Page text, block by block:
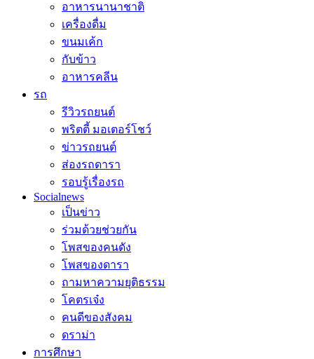
อาหารนานาชาติ
เครื่องดื่ม
ขนมเค้ก
กับข้าว
อาหารคลีน
รถ
รีวิวรถยนต์
พริตตี้ มอเตอร์โชว์
ข่าวรถยนต์
ส่องรถดารา
รอบรู้เรื่องรถ
Socialnews
เป็นข่าว
ร่วมด้วยช่วยกัน
โพสของคนดัง
โพสของดารา
ถามหาความยุติธรรม
โคตรเจ๋ง
คนดีของสังคม
ดราม่า
การศึกษา